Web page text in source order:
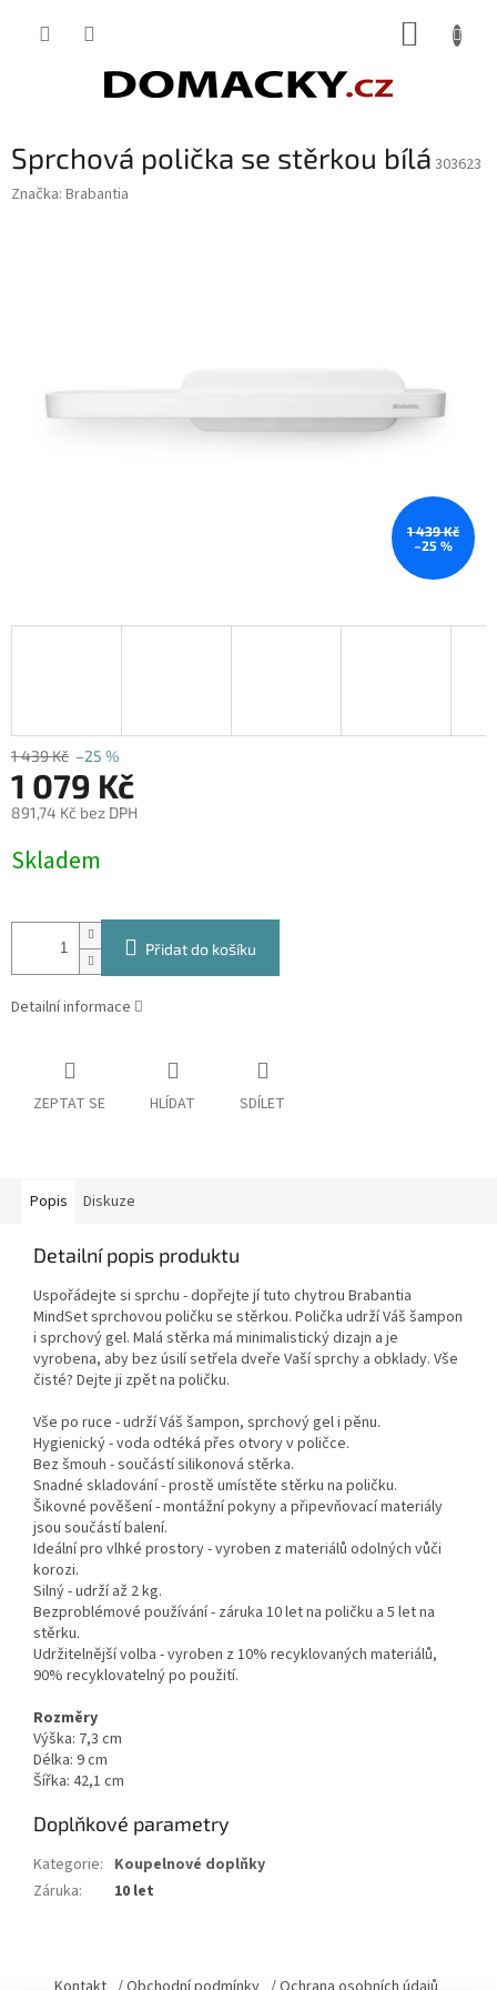
Sprchová polička se stěrkou bílá 303623
Značka: Brabantia
1 439 Kč
–25 %
1 439 Kč –25 %
1 079 Kč
891,74 Kč bez DPH
cena:
Skladem
Přidat do košíku
Detailní informace
ZEPTAT SE HLÍDAT SDÍLET
Popis Diskuze
Detailní popis produktu
Uspořádejte si sprchu - dopřejte jí tuto chytrou Brabantia
MindSet sprchovou poličku se stěrkou. Polička udrží Váš šampon
i sprchový gel. Malá stěrka má minimalistický dizajn a je
vyrobena, aby bez úsilí setřela dveře Vaší sprchy a obklady. Vše
čisté? Dejte ji zpět na poličku.
Vše po ruce - udrží Váš šampon, sprchový gel i pěnu.
Hygienický - voda odtéká přes otvory v poličce.
Bez šmouh - součástí silikonová stěrka.
Snadné skladování - prostě umístěte stěrku na poličku.
Šikovné pověšení - montážní pokyny a připevňovací materiály
jsou součástí balení.
Ideální pro vlhké prostory - vyroben z materiálů odolných vůči
korozi.
Silný - udrží až 2 kg.
Bezproblémové používání - záruka 10 let na poličku a 5 let na
stěrku.
Udržitelnější volba - vyroben z 10% recyklovaných materiálů,
90% recyklovatelný po použití.
Rozměry
Výška: 7,3 cm
Délka: 9 cm
Šířka: 42,1 cm
Doplňkové parametry
Kategorie: Koupelnové doplňky
Záruka: 10 let